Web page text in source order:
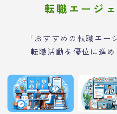
転職エージ
「おすすめの転職エー
転職活動を優位に進め